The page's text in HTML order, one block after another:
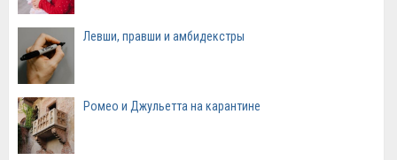
Левши, правши и амбидекстры
Ромео и Джульетта на карантине